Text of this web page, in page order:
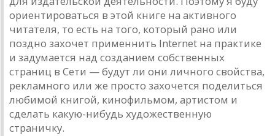
ориентироваться в этой книге на активного
читателя, то есть на того, который рано или
поздно захочет применнить Internet на практике
и задумается над созданием собственных
страниц в Сети — будут ли они личного свойства,
рекламного или же просто захочется поделиться
любимой книгой, кинофильмом, артистом и
сделать какую-нибудь художественную
страничку.